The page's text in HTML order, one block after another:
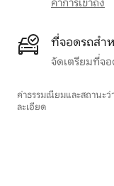
ค่าการเข้าถึง
ที่จอดรถสำ
จัดเตรียมที่จ
ค่าธรรมเนียมและสถานะ
ละเอียด